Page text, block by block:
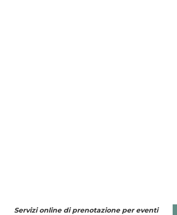
Servizi online di prenotazione per eventi